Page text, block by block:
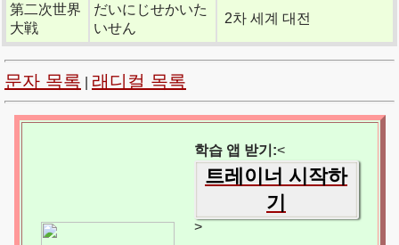
第二次世界
大戦
だいにじせかいた
いせん
2차 세계 대전
문자 목록 래디컬 목록
학습 앱 받기:<
트레이너 시작하
기
>